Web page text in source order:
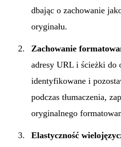
dbając o zachowanie
oryginału.
Zachowanie
adresy URL i ścieżki do
identyfikowane i
podczas tłumaczenia,
oryginalnego
Elastyczność